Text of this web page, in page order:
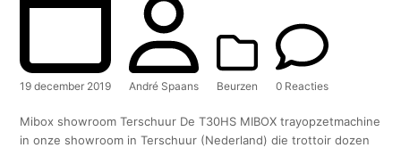
19 december 2019 André Spaans Beurzen 0 Reacties
Mibox showroom Terschuur De T30HS MIBOX trayopzetmachine
in onze showroom in Terschuur (Nederland) die trottoir dozen